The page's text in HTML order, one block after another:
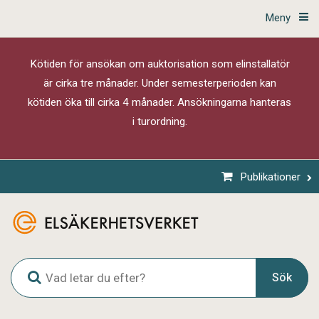
Meny
Kötiden för ansökan om auktorisation som elinstallatör
är cirka tre månader. Under semesterperioden kan
kötiden öka till cirka 4 månader. Ansökningarna hanteras
i turordning.
Publikationer
G
l
o
Sök